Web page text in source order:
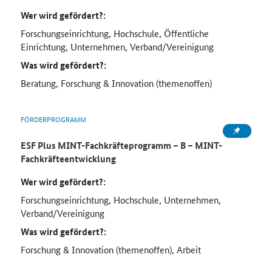
Wer wird gefördert?:
Forschungseinrichtung, Hochschule, Öffentliche
Einrichtung, Unternehmen, Verband/Vereinigung
Was wird gefördert?:
Beratung, Forschung & Innovation (themenoffen)
FÖRDERPROGRAMM
ESF Plus MINT-Fachkräfteprogramm – B – MINT-
Fachkräfteentwicklung
Wer wird gefördert?:
Forschungseinrichtung, Hochschule, Unternehmen,
Verband/Vereinigung
Was wird gefördert?:
Forschung & Innovation (themenoffen), Arbeit